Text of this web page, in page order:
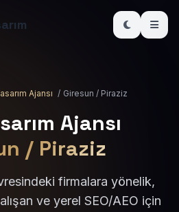
Ajansı / Giresun / Piraziz
Ajansı
/ Piraziz
firmalara yönelik,
ve yerel SEO/AEO için